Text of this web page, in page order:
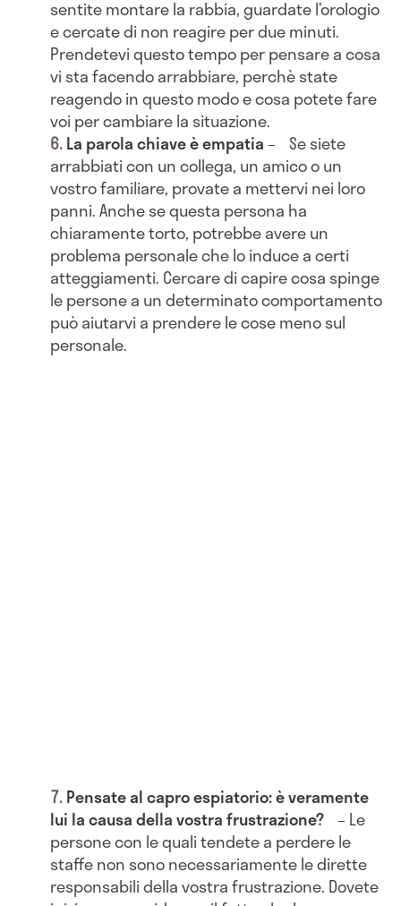
sentite montare la rabbia, guardate l’orologio
e cercate di non reagire per due minuti.
Prendetevi questo tempo per pensare a cosa
vi sta facendo arrabbiare, perchè state
reagendo in questo modo e cosa potete fare
voi per cambiare la situazione.
La parola chiave è empatia – Se siete
arrabbiati con un collega, un amico o un
vostro familiare, provate a mettervi nei loro
panni. Anche se questa persona ha
chiaramente torto, potrebbe avere un
problema personale che lo induce a certi
atteggiamenti. Cercare di capire cosa spinge
le persone a un determinato comportamento
può aiutarvi a prendere le cose meno sul
personale.
Pensate al capro espiatorio: è veramente
lui la causa della vostra frustrazione? – Le
persone con le quali tendete a perdere le
staffe non sono necessariamente le dirette
responsabili della vostra frustrazione. Dovete